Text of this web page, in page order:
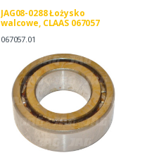
JAG08-0288 Łożysko
walcowe, CLAAS 067057
067057.01